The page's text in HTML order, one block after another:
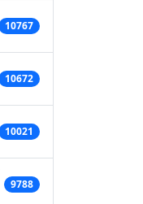
10767
10672
10021
9788